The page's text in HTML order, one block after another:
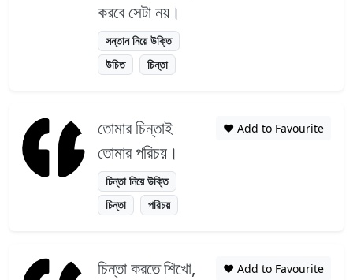
করবে সেটা নয়।
সন্তান নিয়ে উক্তি
উচিত
চিন্তা
তোমার চিন্তাই
তোমার পরিচয়।
চিন্তা নিয়ে উক্তি
চিন্তা
পরিচয়
❤️ Add to Favourite
চিন্তা করতে শিখো,
❤️ Add to Favourite